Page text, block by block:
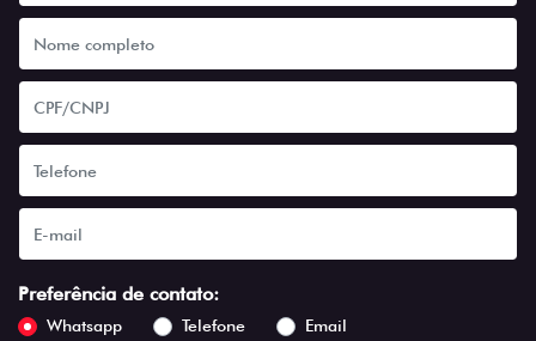
Preferência de contato:
Whatsapp Telefone Email